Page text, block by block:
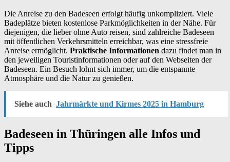
Die Anreise zu den Badeseen erfolgt häufig unkompliziert. Viele
Badeplätze bieten kostenlose Parkmöglichkeiten in der Nähe. Für
diejenigen, die lieber ohne Auto reisen, sind zahlreiche Badeseen
mit öffentlichen Verkehrsmitteln erreichbar, was eine stressfreie
Anreise ermöglicht. Praktische Informationen dazu findet man in
den jeweiligen Touristinformationen oder auf den Webseiten der
Badeseen. Ein Besuch lohnt sich immer, um die entspannte
Atmosphäre und die Natur zu genießen.
Siehe auch Jahrmärkte und Kirmes 2025 in Hamburg
Badeseen in Thüringen alle Infos und
Tipps